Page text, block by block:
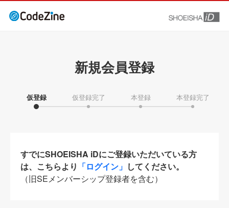
新規会員登録
仮登録 仮登録完了 本登録 本登録完了
すでにSHOEISHA iDにご登録いただいている方
は、こちらより 「ログイン」 してください。
（旧SEメンバーシップ登録者を含む）